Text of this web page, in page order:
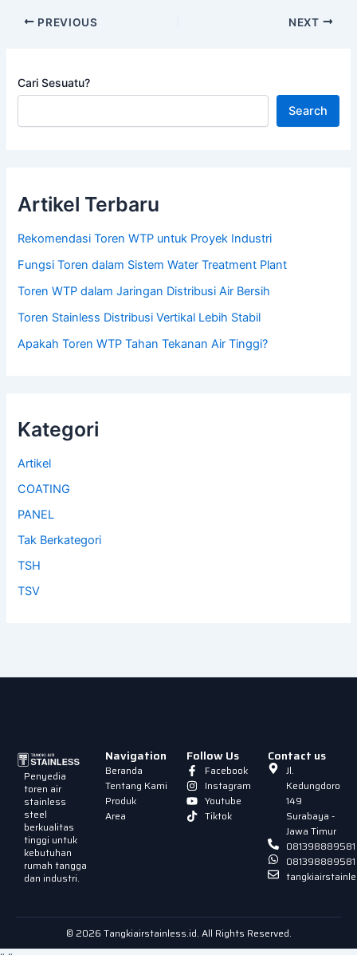
PREVIOUS NEXT
Cari Sesuatu?
Search
Artikel Terbaru
Rekomendasi Toren WTP untuk Proyek Industri
Fungsi Toren dalam Sistem Water Treatment Plant
Toren WTP dalam Jaringan Distribusi Air Bersih
Toren Stainless Distribusi Vertikal Lebih Stabil
Apakah Toren WTP Tahan Tekanan Air Tinggi?
Kategori
Artikel
COATING
PANEL
Tak Berkategori
TSH
TSV
Penyedia
toren air
stainless
steel
berkualitas
tinggi untuk
kebutuhan
rumah tangga
dan industri.
Navigation
Beranda
Tentang Kami
Produk
Area
Follow Us
Facebook
Instagram
Youtube
Tiktok
Contact us
Jl.
Kedungdoro
149
Surabaya -
Jawa Timur
081398889581
081398889581
© 2026 Tangkiairstainless.id. All Rights Reserved.